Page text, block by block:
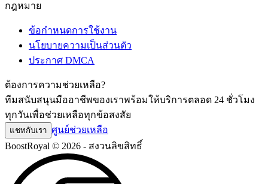
กฎหมาย
ข้อกำหนดการใช้งาน
นโยบายความเป็นส่วนตัว
ประกาศ DMCA
ต้องการความช่วยเหลือ?
ทีมสนับสนุนมืออาชีพของเราพร้อมให้บริการตลอด 24 ชั่วโมง
ทุกวันเพื่อช่วยเหลือทุกข้อสงสัย
แชทกับเรา ศูนย์ช่วยเหลือ
BoostRoyal © 2026 - สงวนลิขสิทธิ์